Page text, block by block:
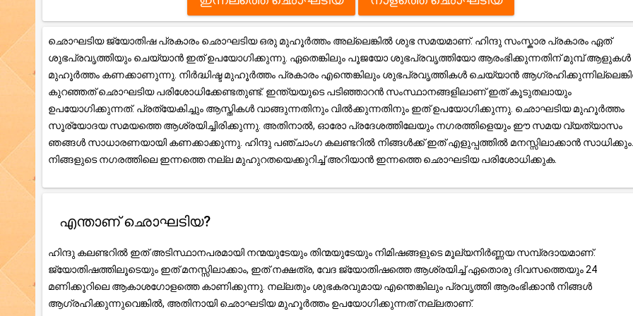
ഛൊഘടിയ ജ്യോതിഷ പ്രകാരം ഛൊഘടിയ ഒരു മുഹൂർത്തം അല്ലെങ്കിൽ ശുഭ സമയമാണ്. ഹിന്ദു സംസ്കാര പ്രകാരം ഏത്
ശുഭപ്രവൃത്തിയും ചെയ്യാൻ ഇത് ഉപയോഗിക്കുന്നു. ഏതെങ്കിലും പൂജയോ ശുഭപ്രവൃത്തിയോ ആരംഭിക്കുന്നതിന് മുമ്പ് ആളുകൾ
മുഹൂർത്തം കണക്കാണുന്നു. നിർദ്ധിഷ്ട മുഹൂർത്തം പ്രകാരം എന്തെങ്കിലും ശുഭപ്രവൃത്തികൾ ചെയ്യാൻ
കുറഞ്ഞത് ഛൊഘടിയ പരിശോധിക്കേണ്ടതുണ്ട്. ഇന്ത്യയുടെ പടിഞ്ഞാറൻ സംസ്ഥാനങ്ങളിലാണ് ഇത് കൂടുതലായും
ഉപയോഗിക്കുന്നത്. പ്രത്യേകിച്ചും ആസ്തികൾ വാങ്ങുന്നതിനും വിൽക്കുന്നതിനും ഇത് ഉപയോഗിക്കുന്നു. ഛൊഘടിയ മുഹൂർത്തം
സൂര്യോദയ സമയത്തെ ആശ്രയിച്ചിരിക്കുന്നു. അതിനാൽ, ഓരോ പ്രദേശത്തിലേയും നഗരത്തിളെയും ഈ സമയ വ്യത്യാസം
ഞങ്ങൾ സാധാരണയായി കണക്കാക്കുന്നു. ഹിന്ദു പഞ്ചാംഗ കലണ്ടറിൽ നിങ്ങൾക്ക് ഇത് എളുപ്പത്തിൽ മനസ്സിലാക്കാൻ സാധിക്കും.
നിങ്ങളുടെ നഗരത്തിലെ ഇന്നത്തെ നല്ല മുഹുറതയെക്കുറിച്ച് അറിയാൻ ഇന്നത്തെ ഛൊഘടിയ പരിശോധിക്കുക.
എന്താണ് ഛൊഘടിയ?
ഹിന്ദു കലണ്ടറിൽ ഇത് അടിസ്ഥാനപരമായി നന്മയുടേയും തിന്മയുടേയും നിമിഷങ്ങളുടെ മൂല്യനിർണ്ണയ സമ്പ്രദായമാണ്.
ജ്യോതിഷത്തിലൂടെയും ഇത് മനസ്സിലാക്കാം, ഇത് നക്ഷത്ര, വേദ ജ്യോതിഷത്തെ ആശ്രയിച്ച് ഏതൊരു ദിവസത്തെയും 24
മണിക്കൂറിലെ ആകാശഗോളത്തെ കാണിക്കുന്നു. നല്ലതും ശുഭകരവുമായ എന്തെങ്കിലും പ്രവൃത്തി ആരംഭിക്കാൻ നിങ്ങൾ
ആഗ്രഹിക്കുന്നുവെങ്കിൽ, അതിനായി ഛൊഘടിയ മുഹൂർത്തം ഉപയോഗിക്കുന്നത് നല്ലതാണ്.